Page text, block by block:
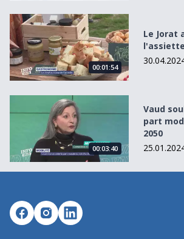
Le Jorat au coeur de l&#039;assiette
00:01:54
Le Jorat
l'assiette
Vaud souhaite doubler la part
00:03:40
Vaud
part
2050